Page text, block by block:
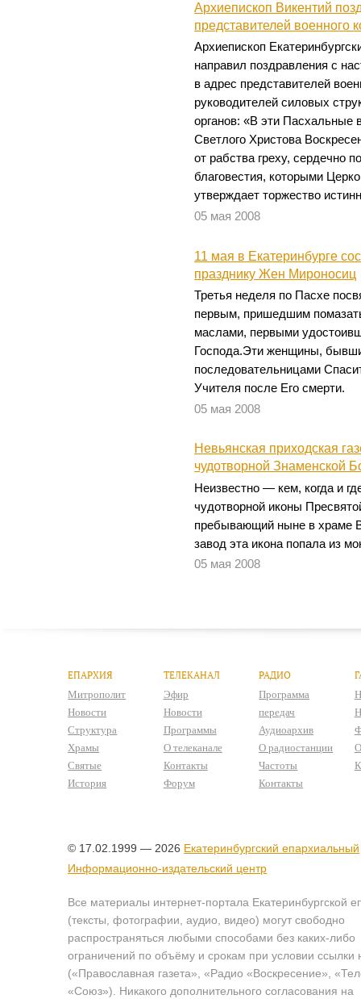
Архиепископ Викентий
представителей военного
Архиепископ
направил поздравления с
в адрес представителей
руководителей силовых
органов: «В эти Пасхальные
Светлого Христова
от рабства греху, сердечно
благовестия, которыми
утверждает торжество
05 мая 2008
11 мая в Екатеринбурге
празднику Жен Мироносиц
Третья неделя по Пасхе
первым, пришедшим
маслами, первыми
Господа.Эти женщины,
последовательницами
Учителя после Его смерти.
05 мая 2008
Невьянская приходская
чудотворной Знаменской
Неизвестно — кем, когда и
чудотворной иконы
пребывающий ныне в храме
завод эта икона попала из
05 мая 2008
ЕПАРХИЯ
Митрополит
Новости
Структура
Храмы
Святые
История
ТЕЛЕКАНАЛ
Эфир
Новости
Программы
О телеканале
Контакты
Форум
РАДИО
Программа
передач
Аудиоархив
О радиостанции
Частоты
Контакты
© 17.02.1999 — 2026 Екатеринбургский епархиальный
Информационно-издательский центр
Все материалы интернет-портала Екатеринбургской
(тексты, фотографии, аудио, видео) могут свободно
распространяться любыми способами без каких-либо
ограничений по объёму и срокам при условии ссылки
(«Православная газета», «Радио «Воскресение»,
«Союз»). Никакого дополнительного согласования на